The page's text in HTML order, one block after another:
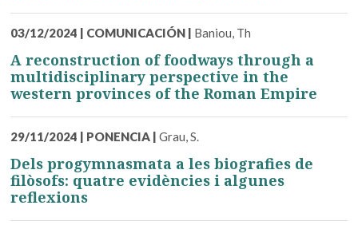
03/12/2024 | COMUNICACIÓN | Baniou, Th
A reconstruction of foodways through a
multidisciplinary perspective in the
western provinces of the Roman Empire
29/11/2024 | PONENCIA | Grau, S.
Dels progymnasmata a les biografies de
filòsofs: quatre evidències i algunes
reflexions